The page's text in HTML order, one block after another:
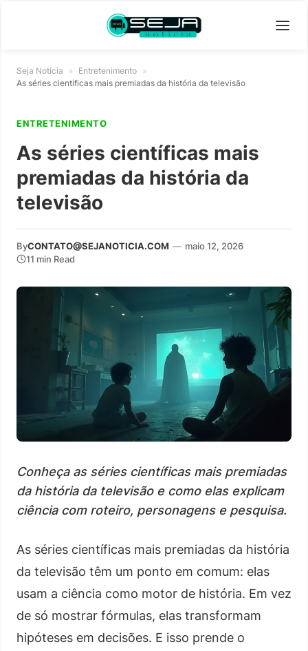
Seja Notícia » Entretenimento »
As séries científicas mais premiadas da história da televisão
ENTRETENIMENTO
As séries científicas mais
premiadas da história da
televisão
ByCONTATO@SEJANOTICIA.COM — maio 12, 2026
11 min Read
Conheça as séries científicas mais premiadas
da história da televisão e como elas explicam
ciência com roteiro, personagens e pesquisa.
As séries científicas mais premiadas da história
da televisão têm um ponto em comum: elas
usam a ciência como motor de história. Em vez
de só mostrar fórmulas, elas transformam
hipóteses em decisões. E isso prende o